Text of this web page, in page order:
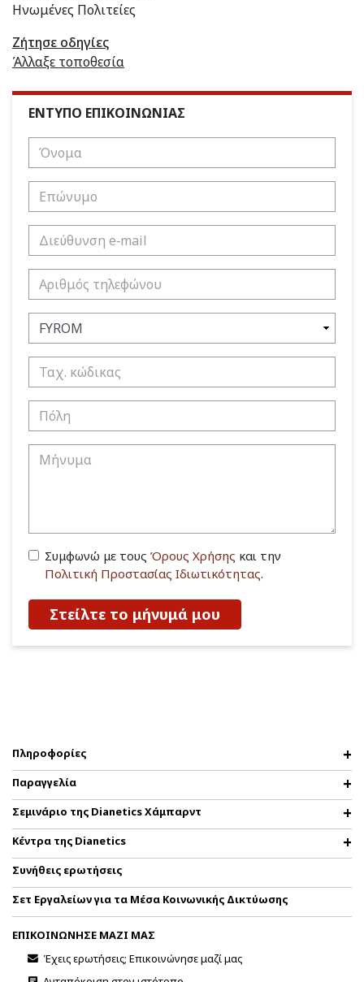
Ηνωμένες Πολιτείες
Ζήτησε οδηγίες
Άλλαξε τοποθεσία
ΕΝΤΥΠΟ ΕΠΙΚΟΙΝΩΝΙΑΣ
Συμφωνώ με τους Όρους Χρήσης και την
Πολιτική Προστασίας Ιδιωτικότητας.
Στείλτε το μήνυμά μου
Πληροφορίες
Παραγγελία
Σεμινάριο της Dianetics Χάμπαρντ
Κέντρα της Dianetics
Συνήθεις ερωτήσεις
Σετ Εργαλείων για τα Μέσα Κοινωνικής Δικτύωσης
ΕΠΙΚΟΙΝΩΝΗΣΕ ΜΑΖΙ ΜΑΣ
Έχεις ερωτήσεις; Επικοινώνησε μαζί μας